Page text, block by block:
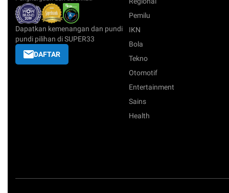
Dapatkan kemenangan dan pundi
pundi pilihan di SUPER33
DAFTAR
Pemilu
IKN
Bola
Tekno
Otomotif
Entertainment
Sains
Health